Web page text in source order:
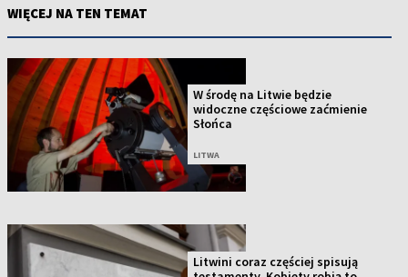
WIĘCEJ NA TEN TEMAT
W środę na Litwie będzie
widoczne częściowe zaćmienie
Słońca
LITWA
Litwini coraz częściej spisują